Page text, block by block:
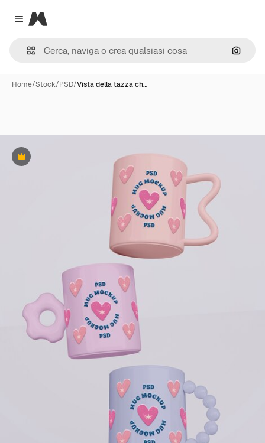
Close menu
Magnific
Cerca
Home/Stock/PSD/Vista della tazza ch…
Premium